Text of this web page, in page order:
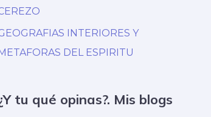
INTERIORES Y
METAFORAS DEL ESPIRITU
tu qué opinas?. Mis blogs